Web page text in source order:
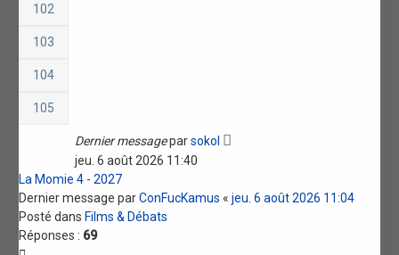
102
103
104
105
Dernier messageparsokol
jeu. 6 août 2026 11:40
La Momie 4 - 2027
Dernier message parConFucKamus «jeu. 6 août 2026 11:04
Posté dansFilms & Débats
Réponses : 69